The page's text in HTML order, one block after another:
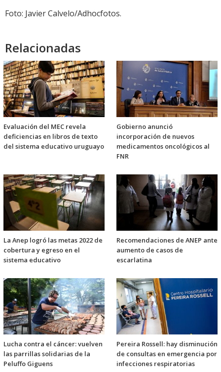
Foto: Javier Calvelo/Adhocfotos.
Relacionadas
Evaluación del MEC revela
deficiencias en libros de texto
del sistema educativo uruguayo
Gobierno anunció
incorporación de nuevos
medicamentos oncológicos al
FNR
La Anep logró las metas 2022 de
cobertura y egreso en el
sistema educativo
Recomendaciones de ANEP ante
aumento de casos de
escarlatina
Lucha contra el cáncer: vuelven
las parrillas solidarias de la
Peluffo Giguens
Pereira Rossell: hay disminución
de consultas en emergencia por
infecciones respiratorias